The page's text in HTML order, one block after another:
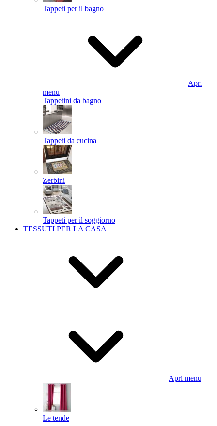
Tappeti per il bagno
Apri
menu
Tappetini da bagno
Tappeti da cucina
Zerbini
Tappeti per il soggiorno
TESSUTI PER LA CASA
Apri menu
Le tende